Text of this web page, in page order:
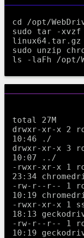
cd /opt/
sudo tar -xvzf
linux64.tar.gz
sudo unzip
ls -laFh /opt/
total 27M
drwxr-xr-x 2
10:46 ./
drwxr-xr-x 3
10:07 ../
-rwxr-xr-x 1
23:34
-rw-r--r-- 1
10:19
-rwxr-xr-x 1
18:13
-rw-r--r-- 1
10:19